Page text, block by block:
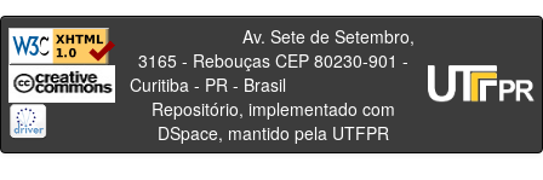
Av. Sete de Setembro,
3165 - Rebouças CEP 80230-901 -
Curitiba - PR - Brasil
Repositório, implementado com
DSpace, mantido pela UTFPR